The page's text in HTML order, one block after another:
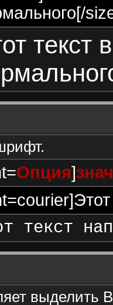
текст
Опция]
текст
выделить